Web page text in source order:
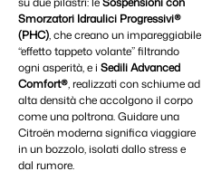
Smorzatori Idraulici Progressivi®
(PHC), che creano un impareggiabile
“effetto tappeto volante” filtrando
ogni asperità, e i Sedili Advanced
Comfort®, realizzati con schiume ad
alta densità che accolgono il corpo
come una poltrona. Guidare una
Citroën moderna significa viaggiare
in un bozzolo, isolati dallo stress e
dal rumore.